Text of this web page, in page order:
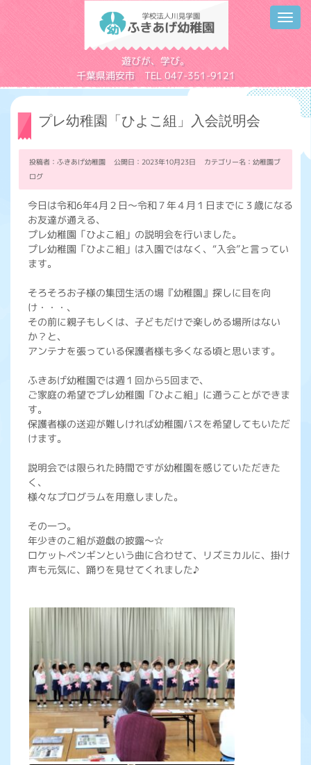
遊びが、学び。
千葉県浦安市 TEL 047-351-9121
プレ幼稚園「ひよこ組」入会説明会
投稿者：ふきあげ幼稚園 公開日：2023年10月23日 カテゴリー名： 幼稚園ブ
ログ
今日は令和6年4月２日～令和７年４月１日までに３歳になる
お友達が通える、
プレ幼稚園「ひよこ組」の説明会を行いました。
プレ幼稚園「ひよこ組」は入園ではなく、“入会”と言ってい
ます。
そろそろお子様の集団生活の場『幼稚園』探しに目を向
け・・・、
その前に親子もしくは、子どもだけで楽しめる場所はない
か？と、
アンテナを張っている保護者様も多くなる頃と思います。
ふきあげ幼稚園では週１回から5回まで、
ご家庭の希望でプレ幼稚園「ひよこ組」に通うことができま
す。
保護者様の送迎が難しければ幼稚園バスを希望してもいただ
けます。
説明会では限られた時間ですが幼稚園を感じていただきた
く、
様々なプログラムを用意しました。
その一つ。
年少きのこ組が遊戯の披露～☆
ロケットペンギンという曲に合わせて、リズミカルに、掛け
声も元気に、踊りを見せてくれました♪